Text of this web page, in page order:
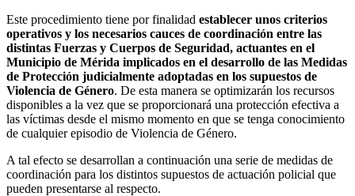
Este procedimiento tiene por finalidad establecer unos criterios
operativos y los necesarios cauces de coordinación entre las
distintas Fuerzas y Cuerpos de Seguridad, actuantes en el
Municipio de Mérida implicados en el desarrollo de las Medidas
de Protección judicialmente adoptadas en los supuestos de
Violencia de Género. De esta manera se optimizarán los recursos
disponibles a la vez que se proporcionará una protección efectiva a
las víctimas desde el mismo momento en que se tenga conocimiento
de cualquier episodio de Violencia de Género.
A tal efecto se desarrollan a continuación una serie de medidas de
coordinación para los distintos supuestos de actuación policial que
pueden presentarse al respecto.